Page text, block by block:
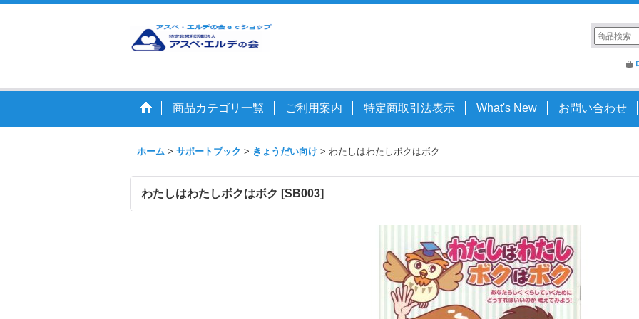
商品カテゴリ一覧 ご利用案内 特定商取引法表示 What's New お問い合わせ
ホーム > サポートブック > きょうだい向け > わたしはわたしボクはボク
わたしはわたしボクはボク [SB003]